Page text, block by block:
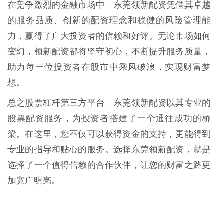
在竞争激烈的金融市场中，东莞领新配资凭借其卓越
的服务品质、创新的配资理念和稳健的风险管理能
力，赢得了广大投资者的信赖和好评。无论市场如何
变幻，领新配资都将坚守初心，不断提升服务质量，
助力每一位投资者在股市中乘风破浪，实现财富梦
想。
总之股票杠杆第三方平台，东莞领新配资以其专业的
股票配资服务，为投资者搭建了一个通往成功的桥
梁。在这里，您不仅可以获得资金的支持，更能得到
专业的指导和贴心的服务。选择东莞领新配资，就是
选择了一个值得信赖的合作伙伴，让您的财富之路更
加宽广明亮。